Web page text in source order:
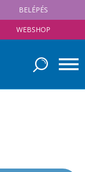
BELÉPÉS
WEBSHOP